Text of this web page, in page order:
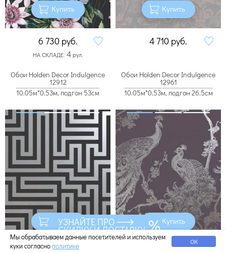
Купить
6 730 руб.
НА СКЛАДЕ: 4рул.
Купить
4 710 руб.
Обои Holden Decor Indulgence
12912
10.05м*0.53м, подгон 53см
Купить
Обои Holden Decor Indulgence
12961
10.05м*0.53м, подгон 26.5см
Купить
Мы обрабатываем данные посетителей и используем
куки согласно политике ОК
УЗНАЙТЕ ПРО
СКИДКУ И ДОСТАВКУ